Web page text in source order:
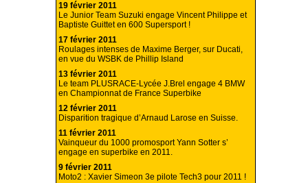
19 février 2011
Le Junior Team Suzuki engage Vincent Philippe et
Baptiste Guittet en 600 Supersport !
17 février 2011
Roulages intenses de Maxime Berger, sur Ducati,
en vue du WSBK de Phillip Island
13 février 2011
Le team PLUSRACE-Lycée J.Brel engage 4 BMW
en Championnat de France Superbike
12 février 2011
Disparition tragique d’Arnaud Larose en Suisse.
11 février 2011
Vainqueur du 1000 promosport Yann Sotter s’
engage en superbike en 2011.
9 février 2011
Moto2 : Xavier Simeon 3e pilote Tech3 pour 2011 !